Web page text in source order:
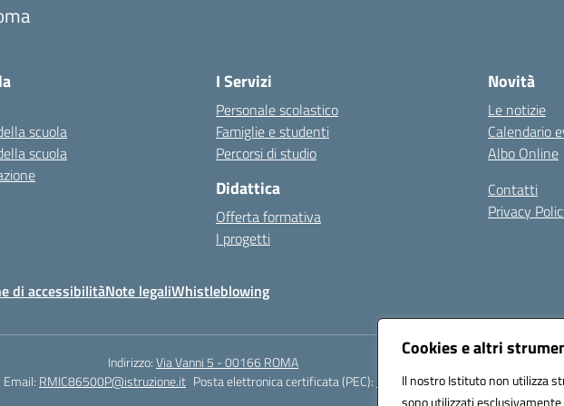
Cookies e altri
Il nostro Istituto non utilizza
sono utilizzati
scuola
scuola
I Servizi
Personale scolastico
Famiglie e studenti
Percorsi di studio
Didattica
Offerta formativa
I progetti
Novità
Le notizie
Calendario
Albo Online
Contatti
Privacy
di accessibilitàNote legaliWhistleblowing
Indirizzo:Via Vanni 5 - 00166 ROMA
Email: RMIC86500P@istruzione.it Posta elettronica certificata (PEC):
RMIC86500P@pec.istruzione.it